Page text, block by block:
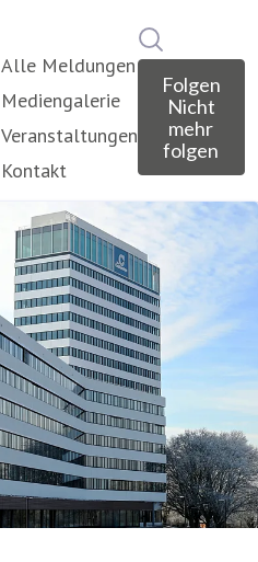
Alle Meldungen
Mediengalerie
Veranstaltungen
Kontakt
Folgen
Nicht
mehr
folgen